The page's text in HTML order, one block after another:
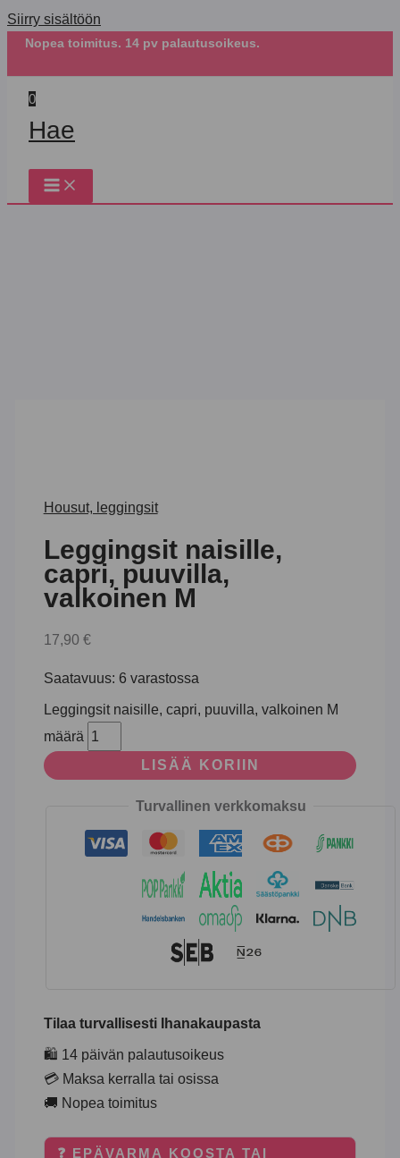
Siirry sisältöön
Nopea toimitus. 14 pv palautusoikeus.
0
Hae
Housut, leggingsit
Leggingsit naisille,
capri, puuvilla,
valkoinen M
17,90 €
Saatavuus: 6 varastossa
Leggingsit naisille, capri, puuvilla, valkoinen M
määrä
LISÄÄ KORIIN
Turvallinen verkkomaksu
Tilaa turvallisesti Ihanakaupasta
🛍️ 14 päivän palautusoikeus
💳 Maksa kerralla tai osissa
🚚 Nopea toimitus
❓ EPÄVARMA KOOSTA TAI